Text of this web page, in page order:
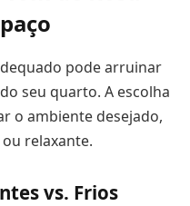
pode arruinar
seu quarto. A escolha
o ambiente desejado,
relaxante.
vs. Frios